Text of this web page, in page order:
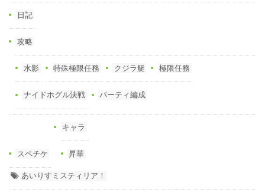
日記
攻略
水影 特殊極限任務 クジラ艇 極限任務
ナイドホグル決戦 パーティ編成
スペチケ
キャラ
昇華
あいりすミスティリア！